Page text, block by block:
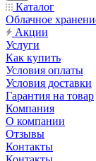
Каталог
Облачное
Акции
Услуги
Как купить
Условия оплаты
Условия доставки
Гарантия на товар
Компания
О компании
Отзывы
Контакты